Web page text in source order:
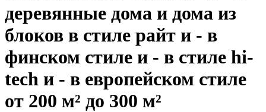
деревянные дома и дома из
блоков в стиле райт и - в
финском стиле и - в стиле hi-
tech и - в европейском стиле
от 200 м² до 300 м²